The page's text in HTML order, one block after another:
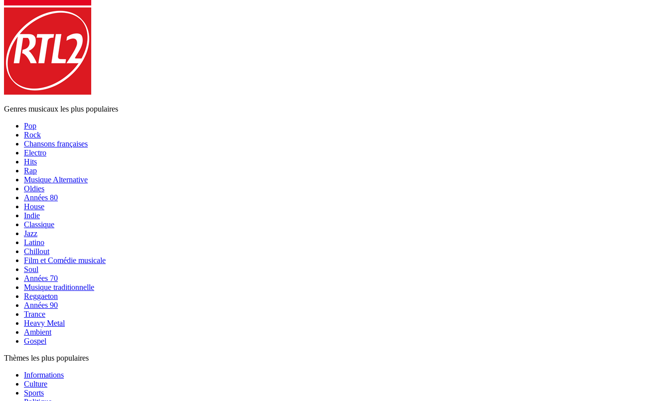
Genres musicaux les plus populaires
Pop
Rock
Chansons françaises
Electro
Hits
Rap
Musique Alternative
Oldies
Années 80
House
Indie
Classique
Jazz
Latino
Chillout
Film et Comédie musicale
Soul
Années 70
Musique traditionnelle
Reggaeton
Années 90
Trance
Heavy Metal
Ambient
Gospel
Thèmes les plus populaires
Informations
Culture
Sports